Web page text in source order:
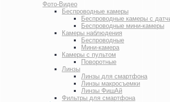
Фото-Видео
Беспроводные камеры
Беспроводные камеры с
Беспроводные мини-камеры
Камеры наблюдения
Беспроводные
Мини-камера
Камеры с пультом
Поворотные
Линзы
Линзы для смартфона
Линзы макросъемки
Линзы ФишАй
Фильтры для смартфона